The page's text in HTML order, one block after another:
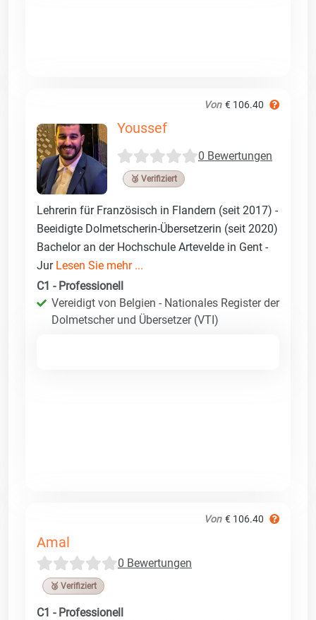
Von € 106.40
Youssef
0 Bewertungen
🥉 Verifiziert
Lehrerin für Französisch in Flandern (seit 2017) -
Beeidigte Dolmetscherin-Übersetzerin (seit 2020)
Bachelor an der Hochschule Artevelde in Gent -
Jur Lesen Sie mehr ...
C1 - Professionell
Vereidigt von Belgien - Nationales Register der
Dolmetscher und Übersetzer (VTI)
Von € 106.40
Amal
0 Bewertungen
🥉 Verifiziert
C1 - Professionell